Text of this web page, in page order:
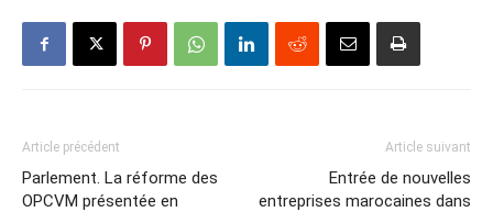
Article précédent
Parlement. La réforme des
OPCVM présentée en
Article suivant
Entrée de nouvelles
entreprises marocaines dans